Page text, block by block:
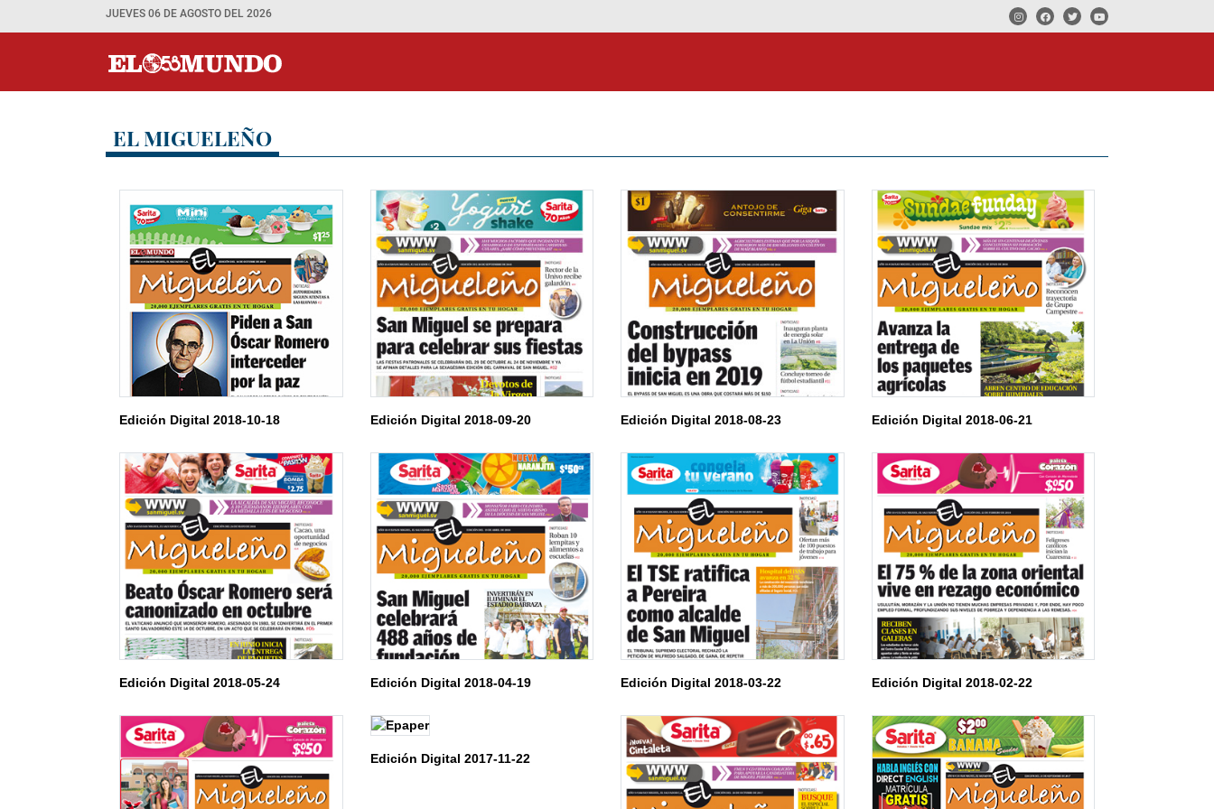
JUEVES 06 DE AGOSTO DEL 2026
EL MIGUELEÑO
Edición Digital 2018-10-18 Edición Digital 2018-09-20 Edición Digital 2018-08-23 Edición Digital 2018-06-21
Edición Digital 2018-05-24 Edición Digital 2018-04-19 Edición Digital 2018-03-22 Edición Digital 2018-02-22
Edición Digital 2017-11-22